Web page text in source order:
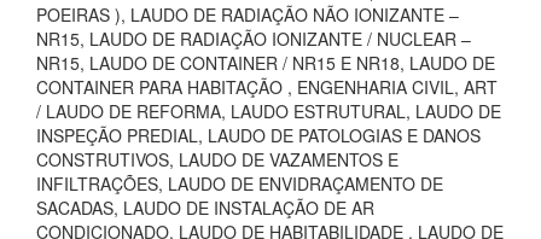
POEIRAS ), LAUDO DE RADIAÇÃO NÃO IONIZANTE –
NR15, LAUDO DE RADIAÇÃO IONIZANTE / NUCLEAR –
NR15, LAUDO DE CONTAINER / NR15 E NR18, LAUDO DE
CONTAINER PARA HABITAÇÃO , ENGENHARIA CIVIL, ART
/ LAUDO DE REFORMA, LAUDO ESTRUTURAL, LAUDO DE
INSPEÇÃO PREDIAL, LAUDO DE PATOLOGIAS E DANOS
CONSTRUTIVOS, LAUDO DE VAZAMENTOS E
INFILTRAÇÕES, LAUDO DE ENVIDRAÇAMENTO DE
SACADAS, LAUDO DE INSTALAÇÃO DE AR
CONDICIONADO, LAUDO DE HABITABILIDADE , LAUDO DE